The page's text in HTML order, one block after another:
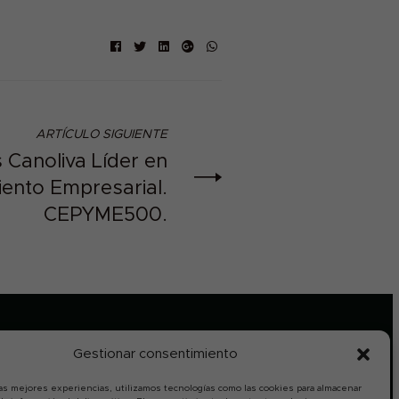
Gestionar consentimiento
mejores experiencias, utilizamos tecnologías como las cookies para almacenar
Facebook
TwitterLinkedinGoogle+
ARTÍCULO SIGUIENTE
Líder en
Empresarial.
CEPYME500.
PAGO 100% SEGURO (SSL)